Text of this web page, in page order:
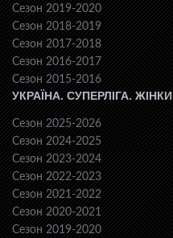
Сезон 2019-2020
Сезон 2018-2019
Сезон 2017-2018
Сезон 2016-2017
Сезон 2015-2016
УКРАЇНА. СУПЕРЛІГА. ЖІНКИ
Сезон 2025-2026
Сезон 2024-2025
Сезон 2023-2024
Сезон 2022-2023
Сезон 2021-2022
Сезон 2020-2021
Сезон 2019-2020